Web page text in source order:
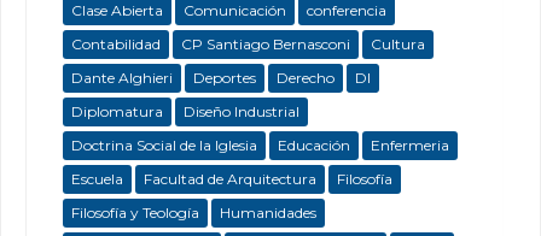
Clase Abierta
Comunicación
conferencia
Contabilidad
CP Santiago Bernasconi
Cultura
Dante Alghieri
Deportes Derecho
DI
Diplomatura
Diseño Industrial
Doctrina Social de la Iglesia
Educación
Enfermeria
Escuela
Facultad de Arquitectura
Filosofía
Filosofía y Teología
Humanidades